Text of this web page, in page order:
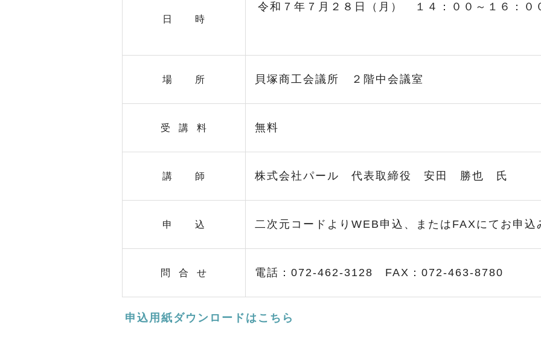
日 時
令和７年７月２８日（月） １４：００～１６：０
場 所 貝塚商工会議所 ２階中会議室
受 講 料 無料
講 師 株式会社パール 代表取締役 安田 勝也 氏
申 込 二次元コードよりWEB申込、またはFAXにてお申込
問 合 せ 電話：072-462-3128 FAX：072-463-8780
申込用紙ダウンロードはこちら